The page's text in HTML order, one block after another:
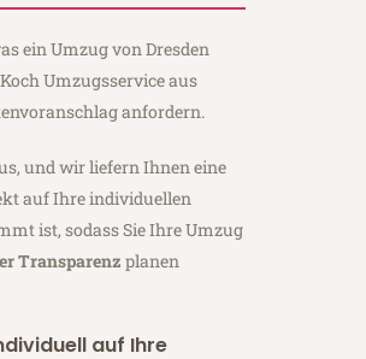
ein Umzug von Dresden
Umzugsservice aus
anfordern.
und wir liefern Ihnen eine
auf Ihre individuellen
ist, sodass Sie Ihre Umzug
Transparenz planen
auf Ihre